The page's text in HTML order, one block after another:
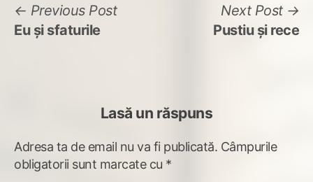
Navigare
în
Previous PostPrevious
Eu și sfaturile
Next Post
Pustiu și rece
Lasă un răspuns
Adresa ta de email nu va fi publicată. Câmpurile
obligatorii sunt marcate cu *